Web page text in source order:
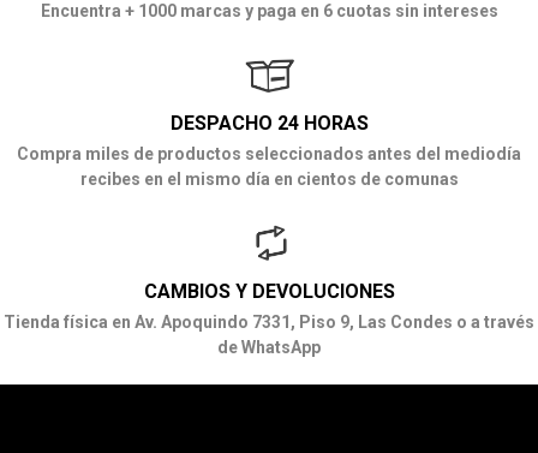
Encuentra + 1000 marcas y paga en 6 cuotas sin intereses
DESPACHO 24 HORAS
Compra miles de productos seleccionados antes del mediodía
recibes en el mismo día en cientos de comunas
CAMBIOS Y DEVOLUCIONES
Tienda física en Av. Apoquindo 7331, Piso 9, Las Condes o a través
de WhatsApp